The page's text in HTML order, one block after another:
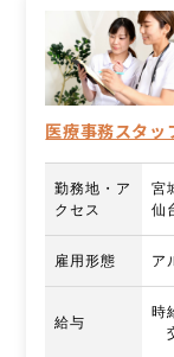
医療事務スタッ
勤務地・ア
クセス
宮
仙
雇用形態 ア
給与
時